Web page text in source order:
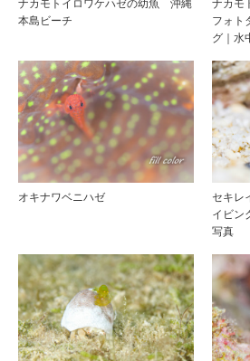
ナカモトイロワケハゼの幼魚 沖縄
本島ビーチ
ナカモ
フォト
グ｜水
オキナワベニハゼ
セキレ
イビン
写真